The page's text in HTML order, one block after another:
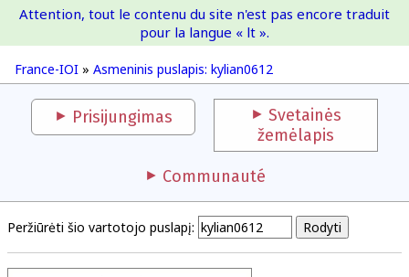
France-IOI
France-IOI » Asmeninis puslapis: kylian0612
Attention, tout le contenu du site n'est pas encore traduit
pour la langue « lt ».
Prisijungimas
Svetainės
žemėlapis
Communauté
Peržiūrėti šio vartotojo puslapį: